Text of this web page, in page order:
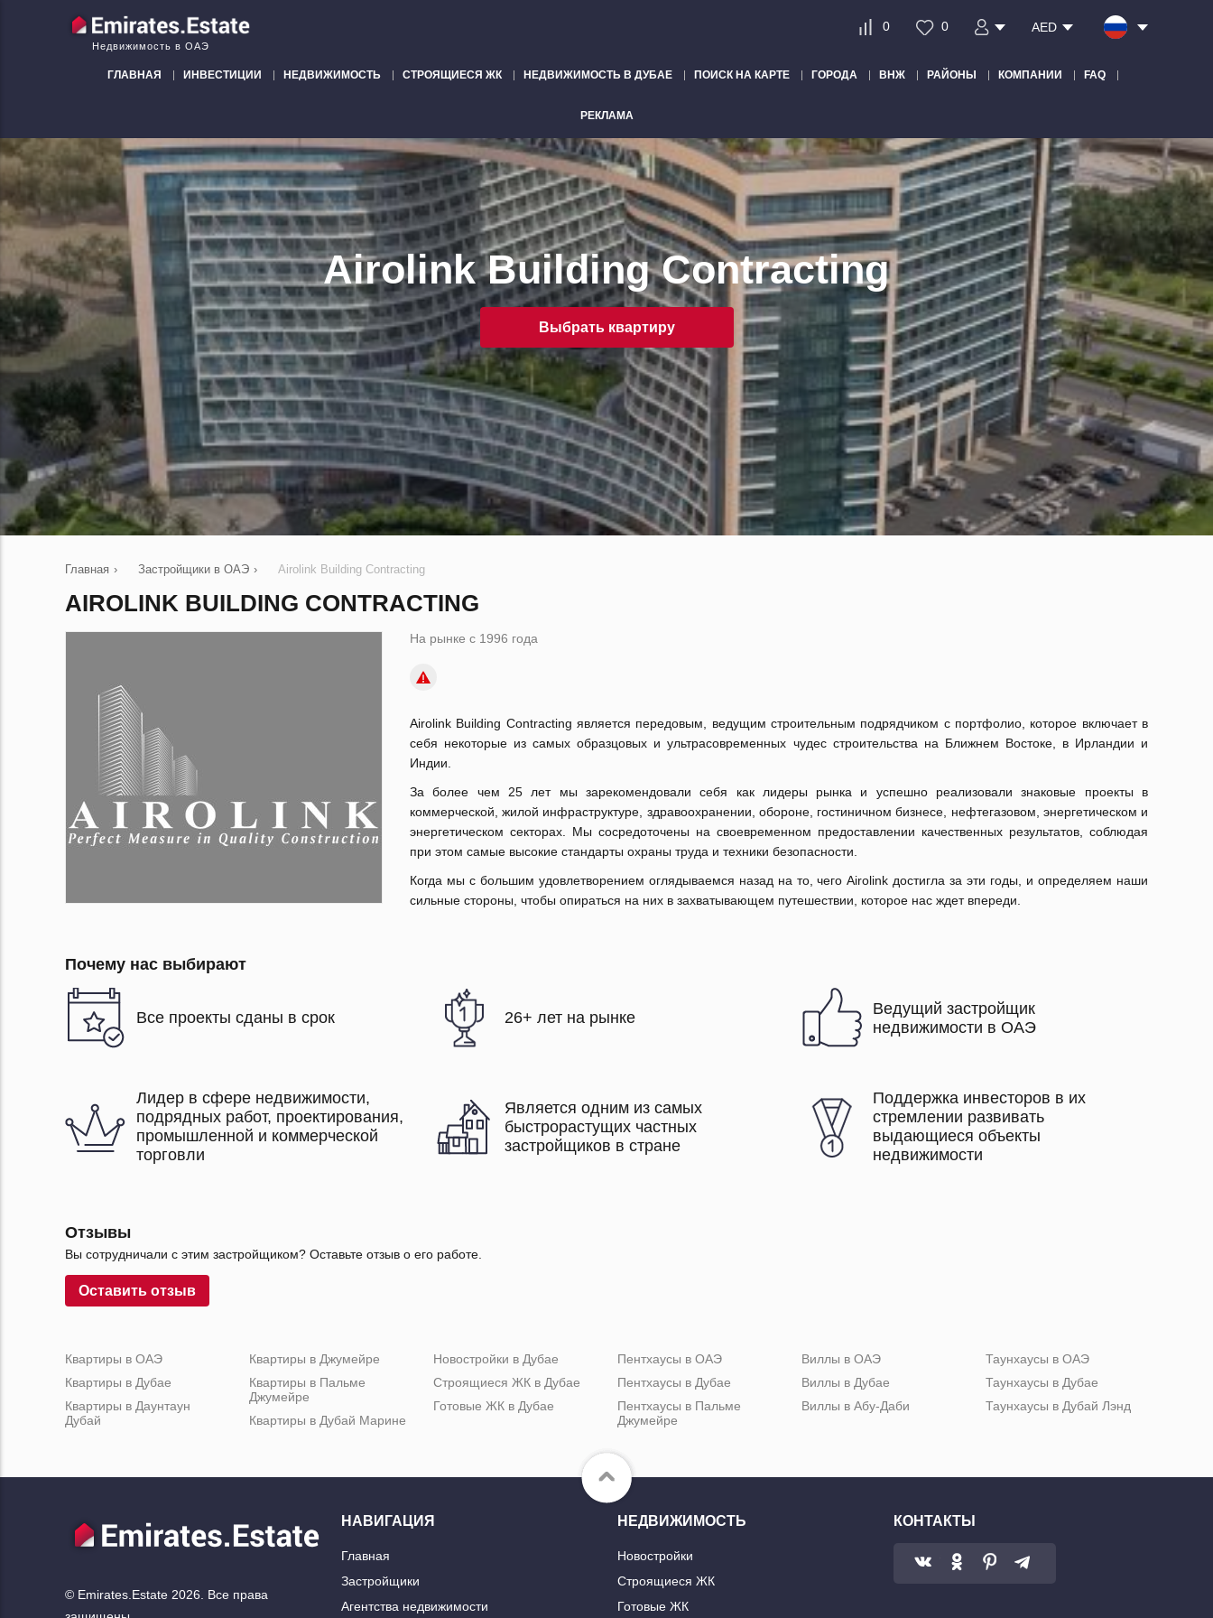
Недвижимость в ОАЭ
0 0 AED
ГЛАВНАЯ ИНВЕСТИЦИИ НЕДВИЖИМОСТЬ СТРОЯЩИЕСЯ ЖК НЕДВИЖИМОСТЬ В ДУБАЕ ПОИСК НА КАРТЕ ГОРОДА ВНЖ РАЙОНЫ КОМПАНИИ FAQ
РЕКЛАМА
Airolink Building Contracting
Выбрать квартиру
Главная › Застройщики в ОАЭ › Airolink Building Contracting
AIROLINK BUILDING CONTRACTING
На рынке с 1996 года
Airolink Building Contracting является передовым, ведущим строительным подрядчиком с портфолио, которое включает в
себя некоторые из самых образцовых и ультрасовременных чудес строительства на Ближнем Востоке, в Ирландии и
Индии.
За более чем 25 лет мы зарекомендовали себя как лидеры рынка и успешно реализовали знаковые проекты в
коммерческой, жилой инфраструктуре, здравоохранении, обороне, гостиничном бизнесе, нефтегазовом, энергетическом и
энергетическом секторах. Мы сосредоточены на своевременном предоставлении качественных результатов, соблюдая
при этом самые высокие стандарты охраны труда и техники безопасности.
Когда мы с большим удовлетворением оглядываемся назад на то, чего Airolink достигла за эти годы, и определяем наши
сильные стороны, чтобы опираться на них в захватывающем путешествии, которое нас ждет впереди.
Почему нас выбирают
Все проекты сданы в срок 26+ лет на рынке
Ведущий застройщик
недвижимости в ОАЭ
Лидер в сфере недвижимости,
подрядных работ, проектирования,
промышленной и коммерческой
торговли
Является одним из самых
быстрорастущих частных
застройщиков в стране
Поддержка инвесторов в их
стремлении развивать
выдающиеся объекты
недвижимости
Отзывы
Вы сотрудничали с этим застройщиком? Оставьте отзыв о его работе.
Оставить отзыв
Квартиры в ОАЭ
Квартиры в Дубае
Квартиры в Даунтаун
Дубай
Квартиры в Джумейре
Квартиры в Пальме
Джумейре
Квартиры в Дубай Марине
Новостройки в Дубае
Строящиеся ЖК в Дубае
Готовые ЖК в Дубае
Пентхаусы в ОАЭ
Пентхаусы в Дубае
Пентхаусы в Пальме
Джумейре
Виллы в ОАЭ
Виллы в Дубае
Виллы в Абу-Даби
Таунхаусы в ОАЭ
Таунхаусы в Дубае
Таунхаусы в Дубай Лэнд
© Emirates.Estate 2026. Все права
НАВИГАЦИЯ
Главная
Застройщики
Агентства недвижимости
НЕДВИЖИМОСТЬ
Новостройки
Строящиеся ЖК
Готовые ЖК
КОНТАКТЫ